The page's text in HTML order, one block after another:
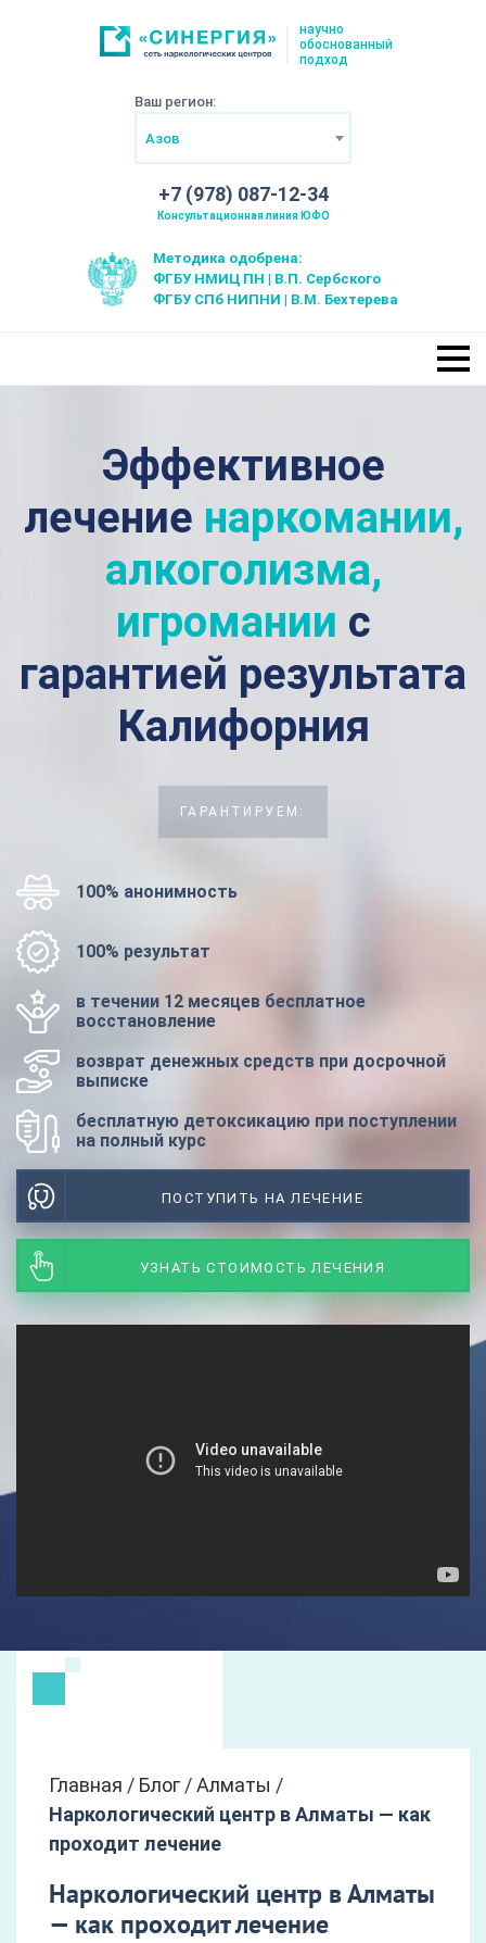
научно
обоснованный
подход
Ваш регион:
Азов
+7 (978) 087-12-34
Консультационная линия ЮФО
Методика одобрена:
ФГБУ НМИЦ ПН | В.П. Сербского
ФГБУ СПб НИПНИ | В.М. Бехтерева
Эффективное
лечение наркомании,
алкоголизма,
игромании с
гарантией результата
Калифорния
ГАРАНТИРУЕМ:
100% анонимность
100% результат
в течении 12 месяцев бесплатное
восстановление
возврат денежных средств при досрочной
выписке
бесплатную детоксикацию при поступлении
на полный курс
ПОСТУПИТЬ НА ЛЕЧЕНИЕ
УЗНАТЬ СТОИМОСТЬ ЛЕЧЕНИЯ
Главная / Блог /Алматы /
Наркологический центр в Алматы — как
проходит лечение
Наркологический центр в Алматы
— как проходит лечение